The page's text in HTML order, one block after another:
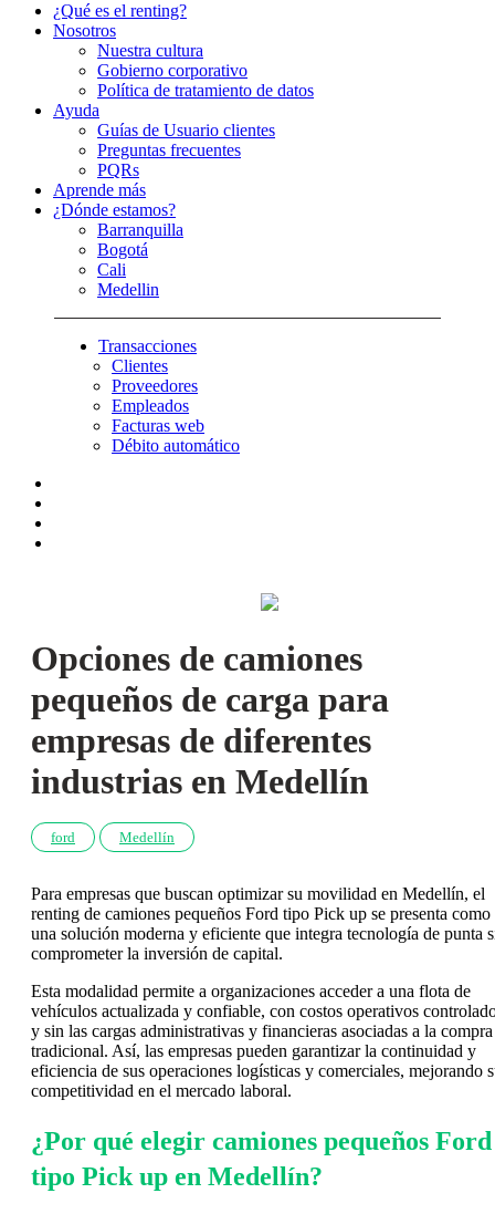
¿Qué es el renting?
Nosotros
Nuestra cultura
Gobierno corporativo
Política de tratamiento de datos
Ayuda
Guías de Usuario clientes
Preguntas frecuentes
PQRs
Aprende más
¿Dónde estamos?
Barranquilla
Bogotá
Cali
Medellin
Transacciones
Clientes
Proveedores
Empleados
Facturas web
Débito automático
Opciones de camiones
pequeños de carga para
empresas de diferentes
industrias en Medellín
ford Medellín
Para empresas que buscan optimizar su movilidad en Medellín, el
renting de camiones pequeños Ford tipo Pick up se presenta como
una solución moderna y eficiente que integra tecnología de punta
comprometer la inversión de capital.
Esta modalidad permite a organizaciones acceder a una flota de
vehículos actualizada y confiable, con costos operativos
y sin las cargas administrativas y financieras asociadas a la compra
tradicional. Así, las empresas pueden garantizar la continuidad y
eficiencia de sus operaciones logísticas y comerciales, mejorando
competitividad en el mercado laboral.
¿Por qué elegir camiones pequeños Ford
tipo Pick up en Medellín?